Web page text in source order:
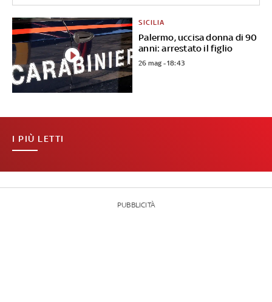
Palermo, uccisa donna di 90
anni: arrestato il figlio
SICILIA
26 mag - 18:43
I PIÙ LETTI
PUBBLICITÀ